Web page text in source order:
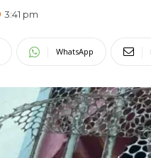
3:41 pm
WhatsApp